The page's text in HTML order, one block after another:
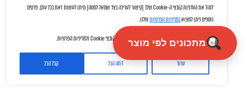
לנהל את העדפות קובצי ה-Cookie שלך [קישור לעריכה בצד שמאל למטה] (ניתן לעשות זאת בכל עת). פרטים
נוספים ניתן למצואבמדיניות הפרטיותשלנו.
על ידי לחיצה על "אישור" את/ה מסכימ/ה לשימוש שלנו בקובצי Cookie ולמדיניות הפרטיות.
ערוך דחה הכל קבל הכל
מתכונים לפי מוצר